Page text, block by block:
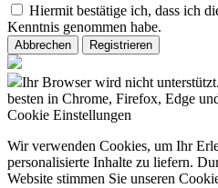
Hiermit bestätige ich, dass ich
Kenntnis genommen habe.
Abbrechen Registrieren
Ihr Browser wird nicht
besten in Chrome, Firefox, Edge
Cookie Einstellungen
Wir verwenden Cookies, um Ihr
personalisierte Inhalte zu liefern.
Website stimmen Sie unseren